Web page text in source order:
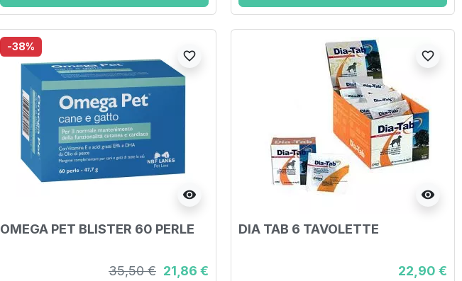
-38%
visibility
favorite_border
OMEGA PET BLISTER 60 PERLE
35,50 € 21,86 €
visibility
favorite_border
DIA TAB 6 TAVOLETTE
22,90 €